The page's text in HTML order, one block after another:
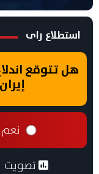
استطلاع راى
هل تتوقع
نعم
تصويت